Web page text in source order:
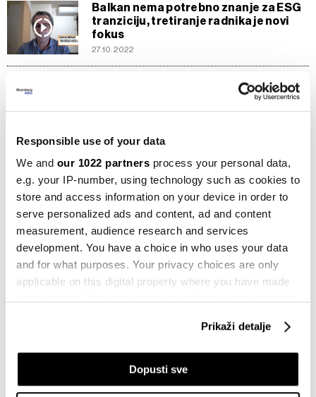
Responsible use of your data
We and our 1022 partners process your personal data,
e.g. your IP-number, using technology such as cookies to
store and access information on your device in order to
serve personalized ads and content, ad and content
measurement, audience research and services
development. You have a choice in who uses your data
and for what purposes. Your privacy choices are only
applicable on this digital property where you have made
If you allow, we would also like to:
Collect information about your geographical
Prikaži detalje
Dopusti sve
Balkan nema potrebno znanje za ESG
tranziciju, tretiranje radnika je novi
fokus
27.10.2022
Nakon pohoda na francuske
vinograde, Kinezi brzo nestaju sa
scene
Višemilionska investicija: U Vogošći
počinje proizvodnja crnog karbona
14.10.2022
Izazovi i moguća rješenja energetske
krize u BiH
08.10.2022
U planu dokapitalizacija HE Bistrica u
07.10.2022